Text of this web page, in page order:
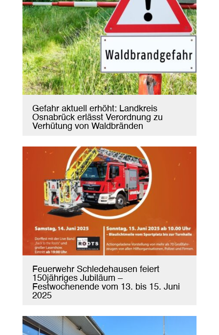
Gefahr aktuell erhöht: Landkreis
Osnabrück erlässt Verordnung zu
Verhütung von Waldbränden
Feuerwehr Schledehausen feiert
150jähriges Jubiläum –
Festwochenende vom 13. bis 15. Juni
2025